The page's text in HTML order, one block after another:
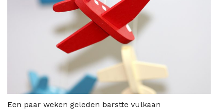
Een paar weken geleden barstte vulkaan